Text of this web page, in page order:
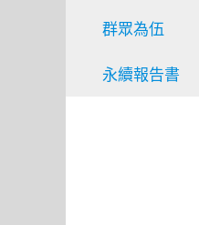
群眾為伍
永續報告書